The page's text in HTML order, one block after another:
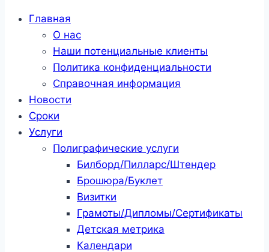
Главная
О нас
Наши потенциальные клиенты
Политика конфиденциальности
Справочная информация
Новости
Сроки
Услуги
Полиграфические услуги
Билборд/Пилларс/Штендер
Брошюра/Буклет
Визитки
Грамоты/Дипломы/Сертификаты
Детская метрика
Календари